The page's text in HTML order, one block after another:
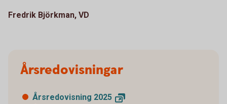
Fredrik Björkman, VD
Årsredovisningar
Årsredovisning 2025